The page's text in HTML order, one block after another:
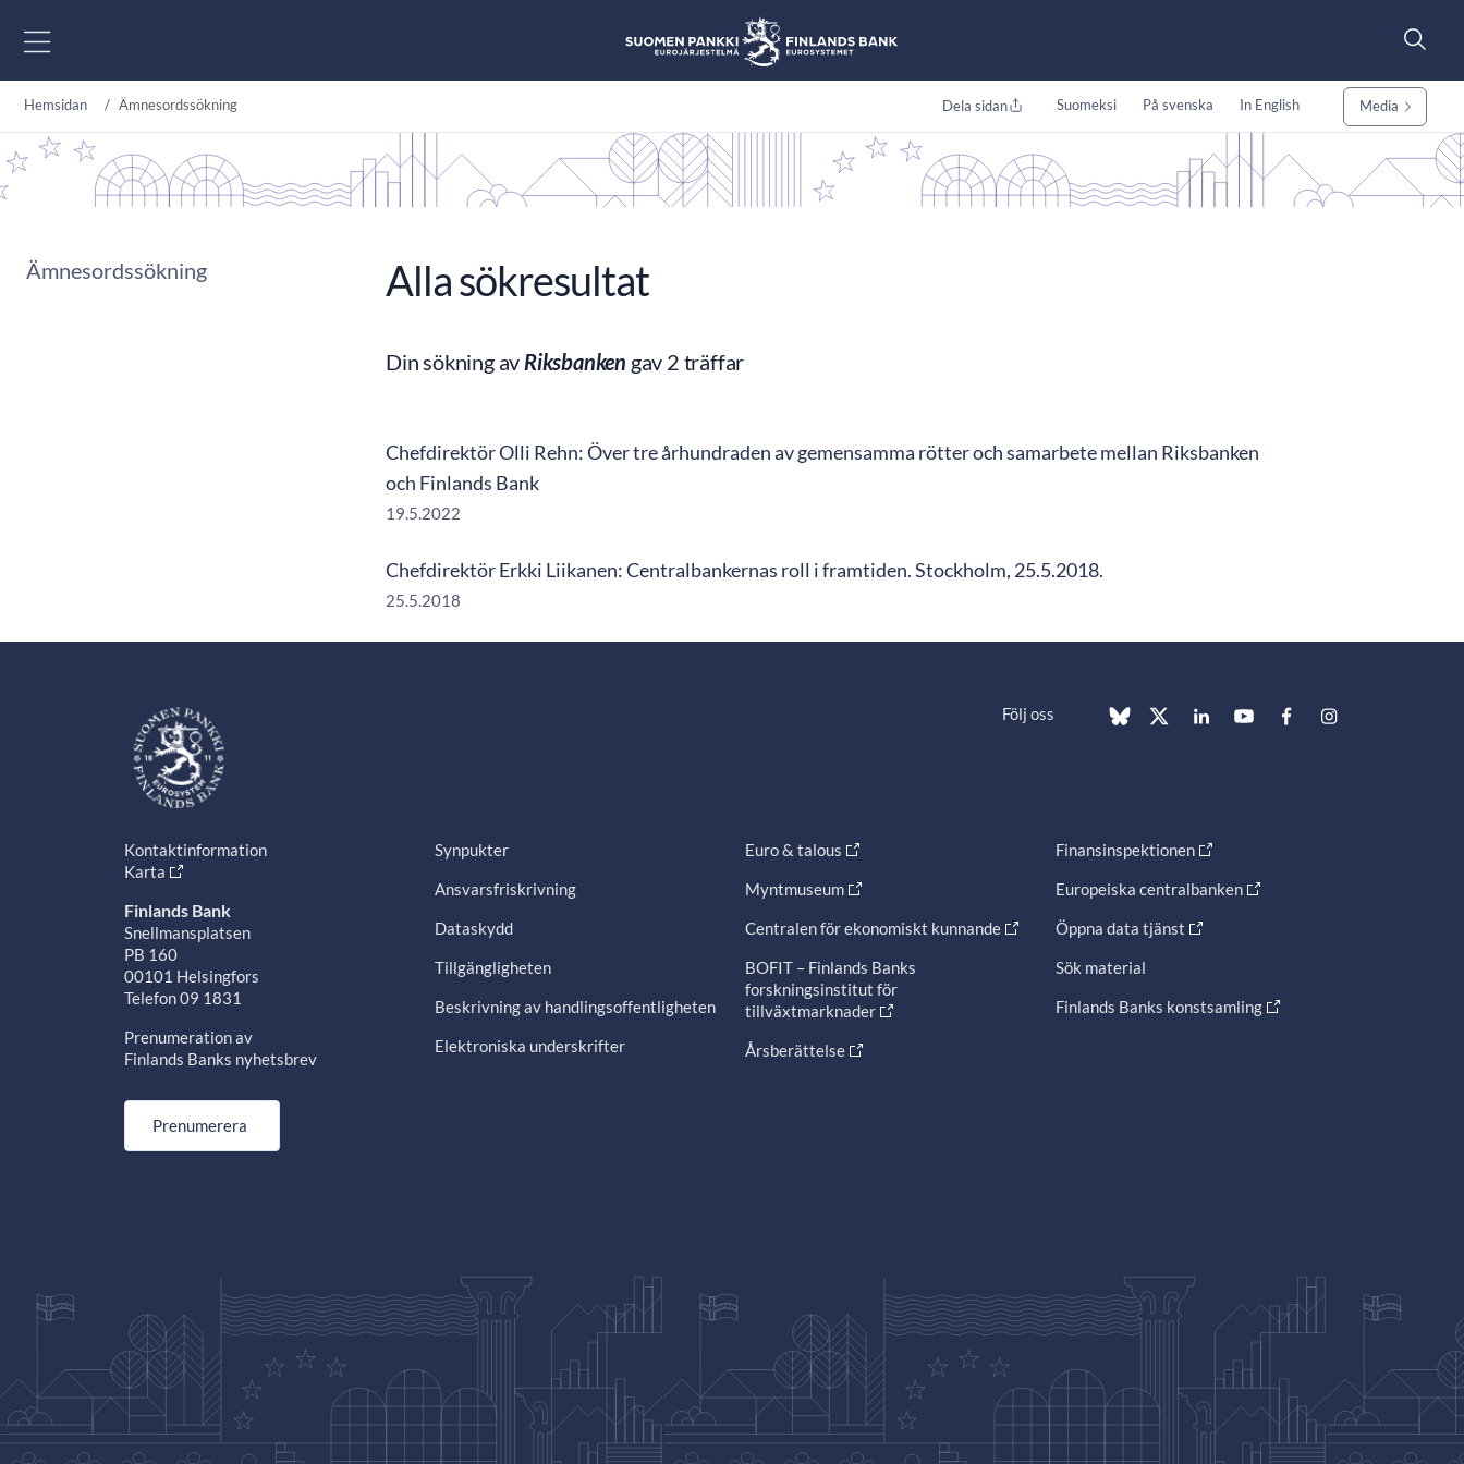
Hemsidan Ämnesordssökning Dela sidan Suomeksi På svenska In English Media
Ämnesordssökning Alla sökresultat
Din sökning av Riksbanken gav 2 träffar
Chefdirektör Olli Rehn: Över tre århundraden av gemensamma rötter och samarbete mellan Riksbanken
och Finlands Bank
19.5.2022
Chefdirektör Erkki Liikanen: Centralbankernas roll i framtiden. Stockholm, 25.5.2018.
25.5.2018
Följ oss
Kontaktinformation
Karta
Finlands Bank
Snellmansplatsen
PB 160
00101 Helsingfors
Telefon 09 1831
Prenumeration av
Finlands Banks nyhetsbrev
Prenumerera
Synpukter
Ansvarsfriskrivning
Dataskydd
Tillgängligheten
Beskrivning av handlingsoffentligheten
Elektroniska underskrifter
Euro & talous
Myntmuseum
Centralen för ekonomiskt kunnande
BOFIT – Finlands Banks
forskningsinstitut för
tillväxtmarknader
Årsberättelse
Finansinspektionen
Europeiska centralbanken
Öppna data tjänst
Sök material
Finlands Banks konstsamling